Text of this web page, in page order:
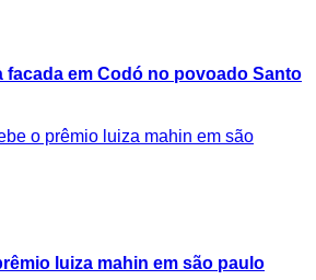
facada em Codó no povoado Santo
luiza mahin em são paulo